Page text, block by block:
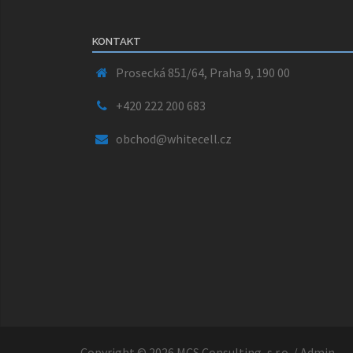
KONTAKT
Prosecká 851/64, Praha 9, 190 00
+420 222 200 683
obchod@whitecell.cz